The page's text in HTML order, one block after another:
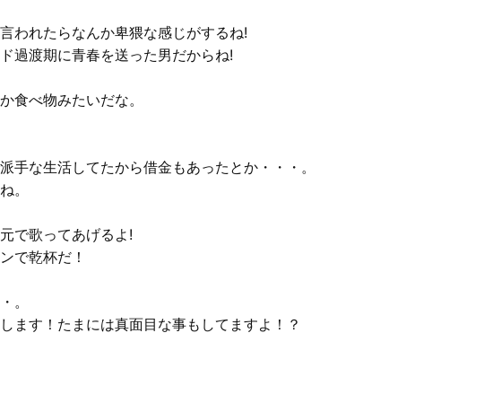
われたらなんか卑猥な感じがするね!
過渡期に青春を送った男だからね!
食べ物みたいだな。
手な生活してたから借金もあったとか・・・。
。
で歌ってあげるよ!
で乾杯だ！
。
ます！たまには真面目な事もしてますよ！？